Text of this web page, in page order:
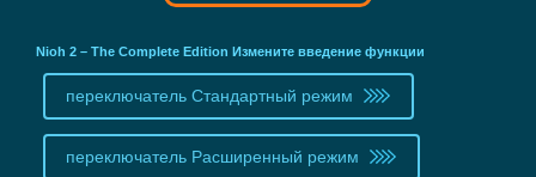
Nioh 2 – The Complete Edition Измените введение функции
переключатель Стандартный режим
переключатель Расширенный режим